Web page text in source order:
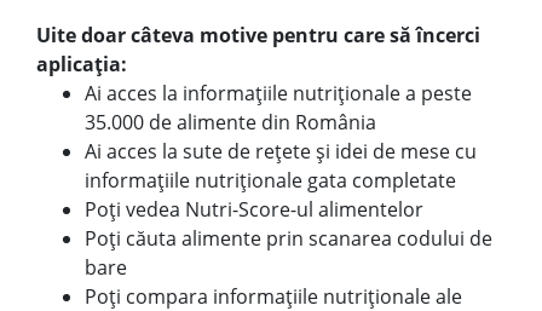
Uite doar câteva motive pentru care să încerci
aplicația:
Ai acces la informațiile nutriționale a peste
35.000 de alimente din România
Ai acces la sute de rețete și idei de mese cu
informațiile nutriționale gata completate
Poți vedea Nutri-Score-ul alimentelor
Poți căuta alimente prin scanarea codului de
bare
Poți compara informațiile nutriționale ale